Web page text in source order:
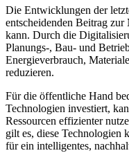
Die Entwicklungen der
entscheidenden Beitrag
kann. Durch die
Planungs-, Bau- und
Energieverbrauch,
reduzieren.
Für die öffentliche Hand
Technologien investiert,
Ressourcen effizienter
gilt es, diese Technologien
für ein intelligentes,